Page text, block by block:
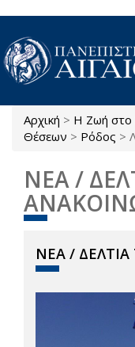
Παράκαμψη προς το
Είστε εδώ
Αρχική > Η Ζωή στο
Θέσεων > Ρόδος >
ΝΕΑ /
ΝΕΑ /